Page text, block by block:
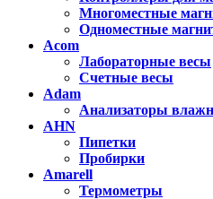
Многоместные
Одноместные
Acom
Лабораторные весы
Счетные весы
Adam
Анализаторы
AHN
Пипетки
Пробирки
Amarell
Термометры